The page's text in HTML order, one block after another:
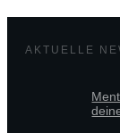
AKTUELLE